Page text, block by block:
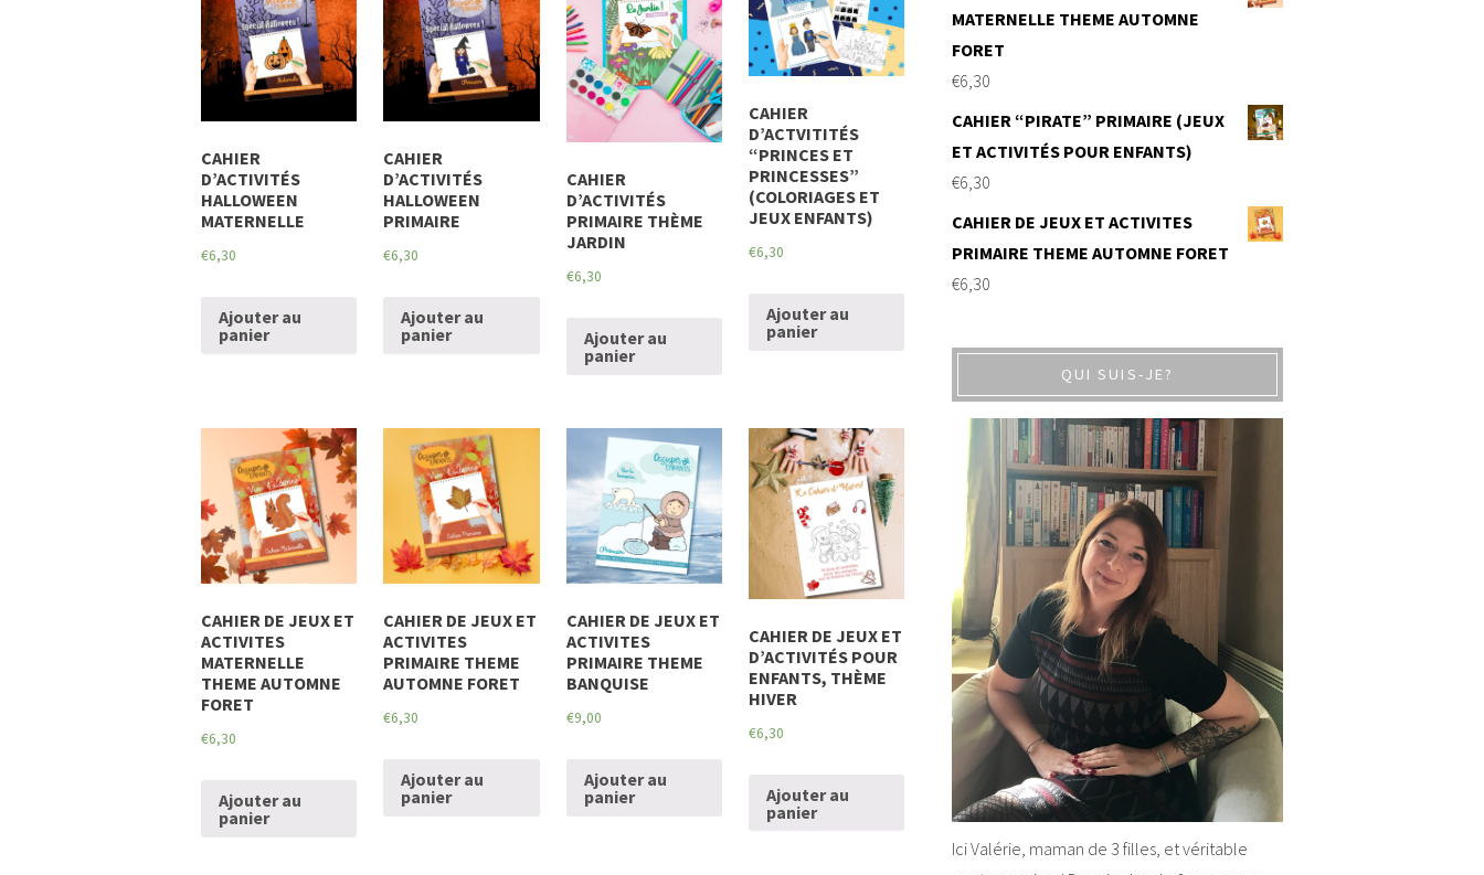
CAHIER
D’ACTIVITÉS
HALLOWEEN
MATERNELLE
€6,30
Ajouter au
panier
CAHIER
D’ACTIVITÉS
HALLOWEEN
PRIMAIRE
€6,30
Ajouter au
panier
CAHIER
D’ACTIVITÉS
PRIMAIRE THÈME
JARDIN
€6,30
Ajouter au
panier
CAHIER
D’ACTVITITÉS
“PRINCES ET
PRINCESSES”
(COLORIAGES ET
JEUX ENFANTS)
€6,30
Ajouter au
panier
CAHIER DE JEUX ET
ACTIVITES
MATERNELLE
THEME AUTOMNE
FORET
€6,30
Ajouter au
panier
CAHIER DE JEUX ET
ACTIVITES
PRIMAIRE THEME
AUTOMNE FORET
€6,30
Ajouter au
panier
CAHIER DE JEUX ET
ACTIVITES
PRIMAIRE THEME
BANQUISE
€9,00
Ajouter au
panier
CAHIER DE JEUX ET
D’ACTIVITÉS POUR
ENFANTS, THÈME
HIVER
€6,30
Ajouter au
panier
MATERNELLE THEME AUTOMNE
FORET
€6,30
CAHIER “PIRATE” PRIMAIRE (JEUX
ET ACTIVITÉS POUR ENFANTS)
€6,30
CAHIER DE JEUX ET ACTIVITES
PRIMAIRE THEME AUTOMNE FORET
€6,30
QUI SUIS-JE?
Ici Valérie, maman de 3 filles, et véritable